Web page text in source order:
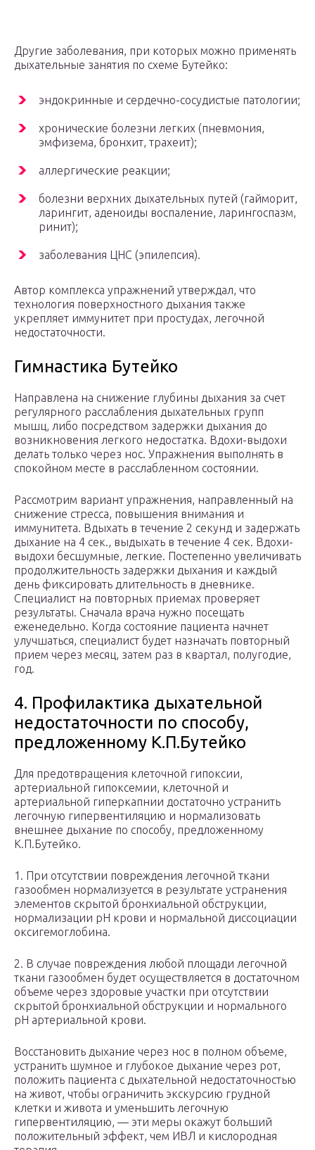
Другие заболевания, при которых можно применять
дыхательные занятия по схеме Бутейко:
эндокринные и сердечно-сосудистые патологии;
хронические болезни легких (пневмония,
эмфизема, бронхит, трахеит);
аллергические реакции;
болезни верхних дыхательных путей (гайморит,
ларингит, аденоиды воспаление, ларингоспазм,
ринит);
заболевания ЦНС (эпилепсия).
Автор комплекса упражнений утверждал, что
технология поверхностного дыхания также
укрепляет иммунитет при простудах, легочной
недостаточности.
Гимнастика Бутейко
Направлена на снижение глубины дыхания за счет
регулярного расслабления дыхательных групп
мышц, либо посредством задержки дыхания до
возникновения легкого недостатка. Вдохи-выдохи
делать только через нос. Упражнения выполнять в
спокойном месте в расслабленном состоянии.
Рассмотрим вариант упражнения, направленный на
снижение стресса, повышения внимания и
иммунитета. Вдыхать в течение 2 секунд и задержать
дыхание на 4 сек., выдыхать в течение 4 сек. Вдохи-
выдохи бесшумные, легкие. Постепенно увеличивать
продолжительность задержки дыхания и каждый
день фиксировать длительность в дневнике.
Специалист на повторных приемах проверяет
результаты. Сначала врача нужно посещать
еженедельно. Когда состояние пациента начнет
улучшаться, специалист будет назначать повторный
прием через месяц, затем раз в квартал, полугодие,
год.
4. Профилактика дыхательной
недостаточности по способу,
предложенному К.П.Бутейко
Для предотвращения клеточной гипоксии,
артериальной гипоксемии, клеточной и
артериальной гиперкапнии достаточно устранить
легочную гипервентиляцию и нормализовать
внешнее дыхание по способу, предложенному
К.П.Бутейко.
1. При отсутствии повреждения легочной ткани
газообмен нормализуется в результате устранения
элементов скрытой бронхиальной обструкции,
нормализации рН крови и нормальной диссоциации
оксигемоглобина.
2. В случае повреждения любой площади легочной
ткани газообмен будет осуществляется в достаточном
объеме через здоровые участки при отсутствии
скрытой бронхиальной обструкции и нормального
рН артериальной крови.
Восстановить дыхание через нос в полном объеме,
устранить шумное и глубокое дыхание через рот,
положить пациента с дыхательной недостаточностью
на живот, чтобы ограничить экскурсию грудной
клетки и живота и уменьшить легочную
гипервентиляцию, — эти меры окажут больший
положительный эффект, чем ИВЛ и кислородная